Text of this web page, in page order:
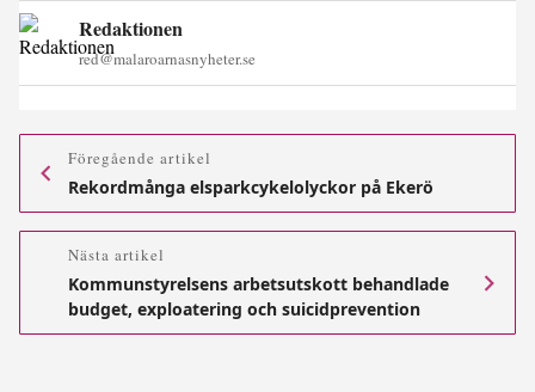
Redaktionen
red@malaroarnasnyheter.se
Föregående artikel
Rekordmånga elsparkcykelolyckor på Ekerö
Nästa artikel
Kommunstyrelsens arbetsutskott behandlade
budget, exploatering och suicidprevention